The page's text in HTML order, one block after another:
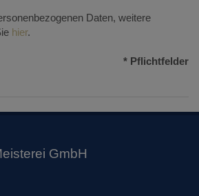
Daten, weitere
hier.
* Pflichtfelder
GmbH